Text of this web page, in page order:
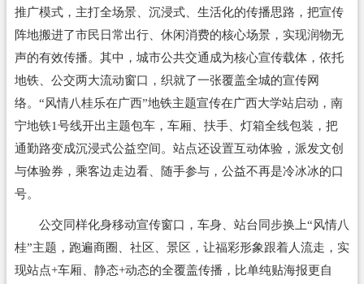
推广模式，主打全场景、沉浸式、生活化的传播思路，把宣传
阵地搬进了市民日常出行、休闲消费的核心场景，实现润物无
声的有效传播。其中，城市公共交通成为核心宣传载体，依托
地铁、公交两大流动窗口，织就了一张覆盖全城的宣传网
络。“风情八桂乐在广西”地铁主题宣传在广西大学站启动，南
宁地铁1号线开出主题包车，车厢、扶手、灯箱全线包装，把
通勤路变成沉浸式公益空间。站点还设置互动体验，派发文创
与体验券，乘客边走边看、随手参与，公益不再是冷冰冰的口
号。
公交同样化身移动宣传窗口，车身、站台同步换上“风情八
桂”主题，跑遍商圈、社区、景区，让福彩形象跟着人流走，实
现站点+车厢、静态+动态的全覆盖传播，比单纯贴海报更自